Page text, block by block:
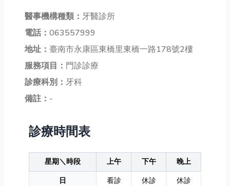
醫事機構種類： 牙醫診所
電話： 063557999
地址： 臺南市永康區東橋里東橋一路178號2樓
服務項目： 門診診療
診療科別： 牙科
備註： -
診療時間表
星期＼時段 上午 下午
晚上
日
看診 休診
休診